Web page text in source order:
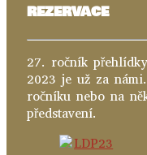
REZERVACE
27. ročník
2023 je už za
ročníku nebo na
představení.